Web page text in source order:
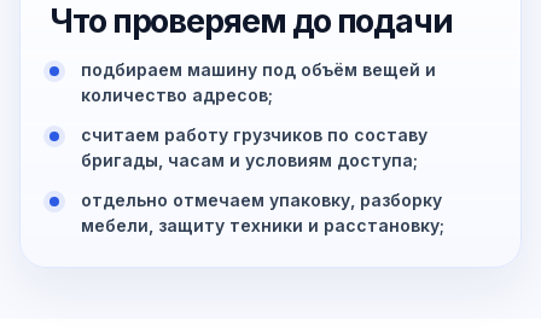
Что проверяем до подачи
подбираем машину под объём вещей и
количество адресов;
считаем работу грузчиков по составу
бригады, часам и условиям доступа;
отдельно отмечаем упаковку, разборку
мебели, защиту техники и расстановку;